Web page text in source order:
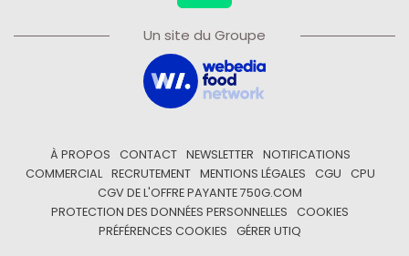
Un site du Groupe
À PROPOS CONTACT NEWSLETTER
NOTIFICATIONS
COMMERCIAL
RECRUTEMENT MENTIONS LÉGALES CGU
CPU
CGV DE L'OFFRE PAYANTE 750G.COM
PROTECTION DES DONNÉES PERSONNELLES
COOKIES
PRÉFÉRENCES COOKIES
GÉRER UTIQ